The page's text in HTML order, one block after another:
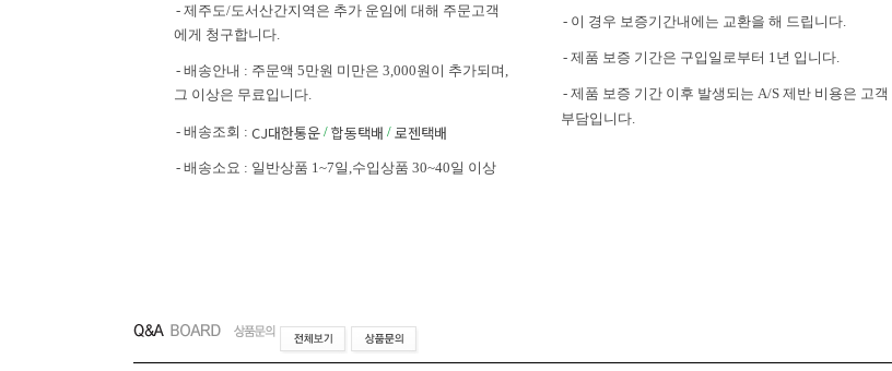
- 제주도/도서산간지역은 추가 운임에 대해 주문고객
에게 청구합니다.
- 배송안내 : 주문액 5만원 미만은 3,000원이 추가되며,
그 이상은 무료입니다.
- 배송조회 : CJ대한통운 / 합동택배 / 로젠택배
- 배송소요 : 일반상품 1~7일,수입상품 30~40일 이상
- 이 경우 보증기간내에는 교환을 해 드립니다.
- 제품 보증 기간은 구입일로부터 1년 입니다.
- 제품 보증 기간 이후 발생되는 A/S 제반 비용은 고객
부담입니다.